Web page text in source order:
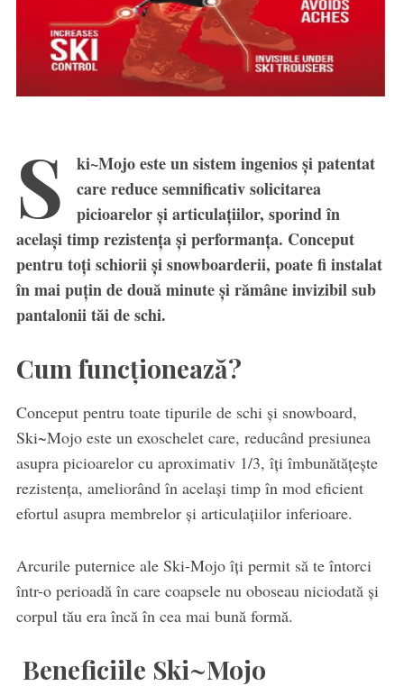
S
ki~Mojo este un sistem ingenios și patentat
care reduce semnificativ solicitarea
picioarelor și articulațiilor, sporind în
același timp rezistența și performanța. Conceput
pentru toți schiorii și snowboarderii, poate fi instalat
în mai puțin de două minute și rămâne invizibil sub
pantalonii tăi de schi.
Cum funcționează?
Conceput pentru toate tipurile de schi și snowboard,
Ski~Mojo este un exoschelet care, reducând presiunea
asupra picioarelor cu aproximativ 1/3, îți îmbunătățește
rezistența, ameliorând în același timp în mod eficient
efortul asupra membrelor și articulațiilor inferioare.
Arcurile puternice ale Ski-Mojo îți permit să te întorci
într-o perioadă în care coapsele nu oboseau niciodată și
corpul tău era încă în cea mai bună formă.
Beneficiile Ski~Mojo